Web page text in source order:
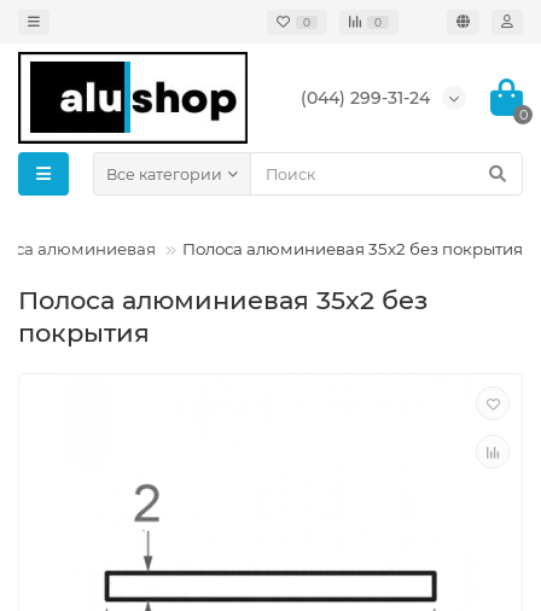
0 0
(044) 299-31-24
0
Все категории
алюминиевая Полоса алюминиевая 35x2 без покрытия
Полоса алюминиевая 35x2 без
покрытия